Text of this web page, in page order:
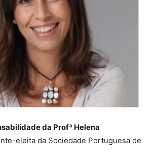
da Profª Helena
eleita da Sociedade Portuguesa de